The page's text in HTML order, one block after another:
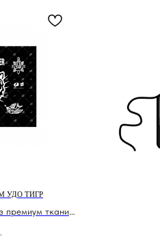
УДО ТИГР
премиум ткани